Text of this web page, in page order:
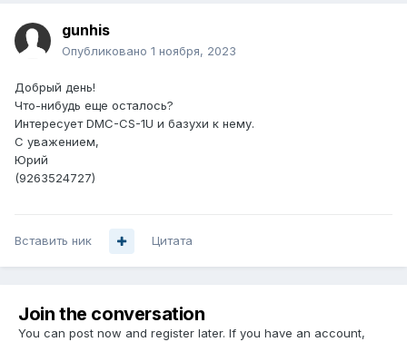
gunhis
Опубликовано 1 ноября, 2023
Добрый день!
Что-нибудь еще осталось?
Интересует DMC-CS-1U и базухи к нему.
С уважением,
Юрий
(9263524727)
Вставить ник Цитата
Join the conversation
You can post now and register later. If you have an account,